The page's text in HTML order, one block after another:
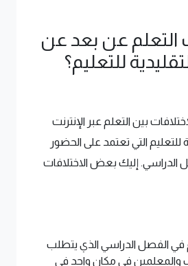
التعلم عن بعد عن
للتعليم؟
بين التعلم عبر الإنترنت
للتعليم التي تعتمد على الحضور
إليك بعض الاختلافات
في الفصل الدراسي الذي يتطلب
والمعلمين في مكان واحد في